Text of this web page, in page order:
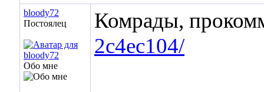
bloody72
Постоялец
Обо мне
Комрады,
2c4ec104/